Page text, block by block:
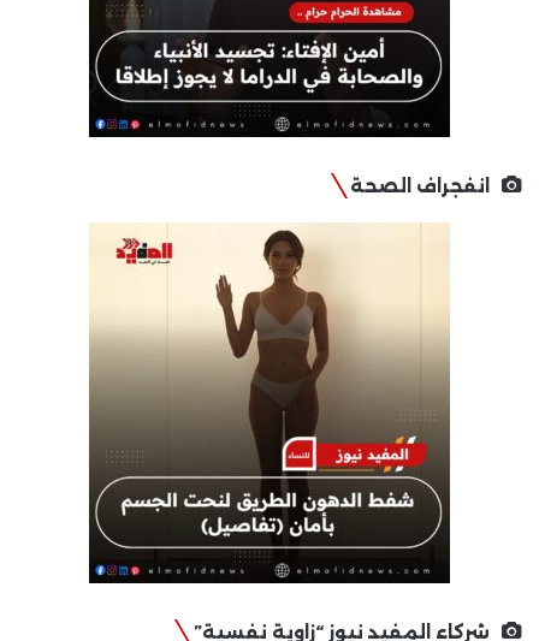
انفجراف الصحة
شركاء المفيد نيوز “زاوية نفسية”